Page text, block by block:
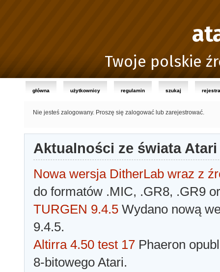
Twoje polskie
główna użytkownicy regulamin szukaj
Nie jesteś zalogowany. Proszę się zalogować lub zarejestrować.
Aktualności ze świata Atari
Nowa wersja DitherLab wraz z
do formatów .MIC, .GR8, .GR9
TURGEN 9.4.5 Wydano nową
9.4.5.
Altirra 4.50 test 17 Phaeron
8-bitowego Atari.